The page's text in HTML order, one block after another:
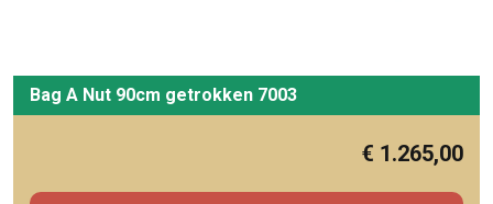
Bag A Nut 90cm getrokken 7003
€ 1.265,00